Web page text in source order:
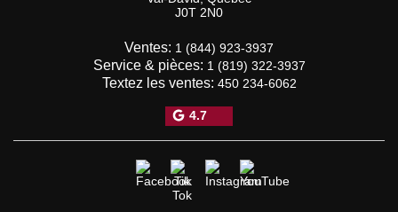
J0T 2N0
Ventes: 1 (844) 923-3937
Service & pièces: 1 (819) 322-3937
Textez les ventes: 450 234-6062
4.7